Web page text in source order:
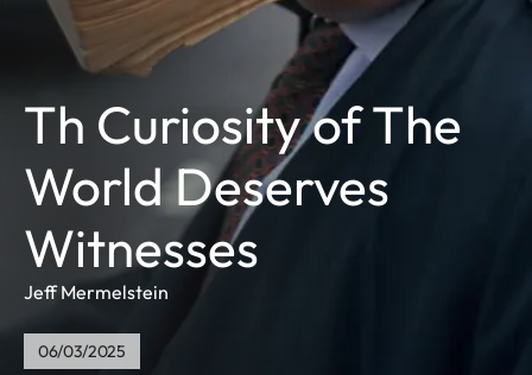
Th Curiosity of The
World Deserves
Witnesses
Jeff Mermelstein
06/03/2025